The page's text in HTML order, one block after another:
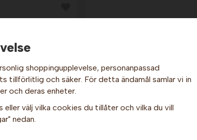
till Gottes!
våra priser ska visas.
- 10 st.
shoppingupplevelse, personanpassad
tillförlitlig och säker. För detta ändamål samlar vi in
och deras enheter.
välj vilka cookies du tillåter och vilka du vill
nedan.